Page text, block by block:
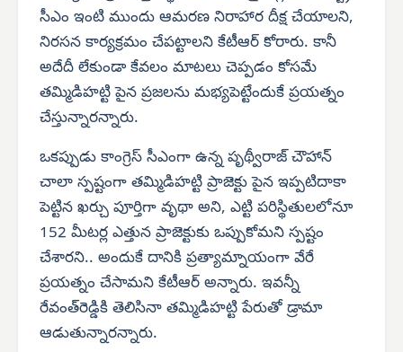
సీఎం ఇంటి ముందు ఆమరణ నిరాహార దీక్ష చేయాలని,
నిరసన కార్యక్రమం చేపట్టాలని కేటీఆర్ కోరారు. కానీ
అదేదీ లేకుండా కేవలం మాటలు చెప్పడం కోసమే
తమ్మిడిహట్టి పైన ప్రజలను మభ్యపెట్టేందుకే ప్రయత్నం
చేస్తున్నారన్నారు.
ఒకప్పుడు కాంగ్రెస్ సీఎంగా ఉన్న పృథ్వీరాజ్ చౌహాన్
చాలా స్పష్టంగా తమ్మిడిహట్టి ప్రాజెక్టు పైన ఇప్పటిదాకా
పెట్టిన ఖర్చు పూర్తిగా వృథా అని, ఎట్టి పరిస్థితులలోనూ
152 మీటర్ల ఎత్తున ప్రాజెక్టుకు ఒప్పుకోమని స్పష్టం
చేశారని.. అందుకే దానికి ప్రత్యామ్నాయంగా వేరే
ప్రయత్నం చేసామని కేటీఆర్ అన్నారు. ఇవన్నీ
రేవంత్‌రెడ్డికి తెలిసినా తమ్మిడిహట్టి పేరుతో డ్రామా
ఆడుతున్నారన్నారు.